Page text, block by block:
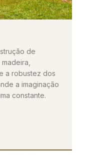
de
a robustez dos
a imaginação
constante.